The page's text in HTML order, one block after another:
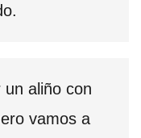
aliño con
vamos a